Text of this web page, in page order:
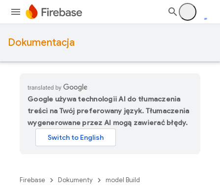
Dokumentacja
Google używa technologii AI do tłumaczenia
treści na Twój preferowany język. Tłumaczenia
wygenerowane przez AI mogą zawierać błędy.
Firebase Dokumenty model Build